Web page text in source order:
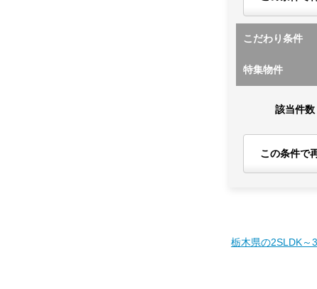
こだわり条件
特集物件
該当件数
この条件で
栃木県の2SLDK～